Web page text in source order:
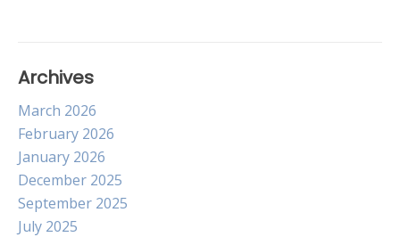
Archives
March 2026
February 2026
January 2026
December 2025
September 2025
July 2025